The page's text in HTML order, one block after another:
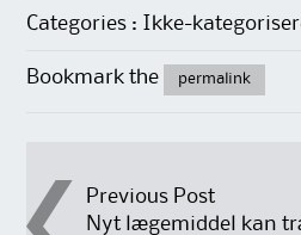
Categories : Ikke-
Bookmark the permalink
PostPrevious Post
Nyt lægemiddel kan